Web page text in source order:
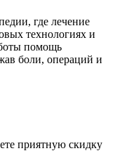
где лечение
технологиях и
помощь
боли, операций и
приятную скидку